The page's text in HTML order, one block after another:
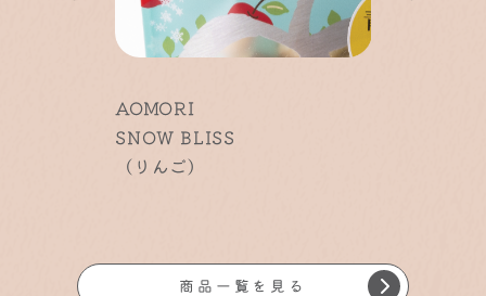
AOMORI
SNOW BLISS
（りんご）
商品一覧を見る